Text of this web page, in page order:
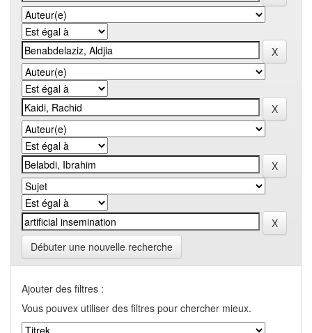
Débuter une nouvelle recherche
Ajouter des filtres :
Vous pouvex utiliser des filtres pour chercher mieux.